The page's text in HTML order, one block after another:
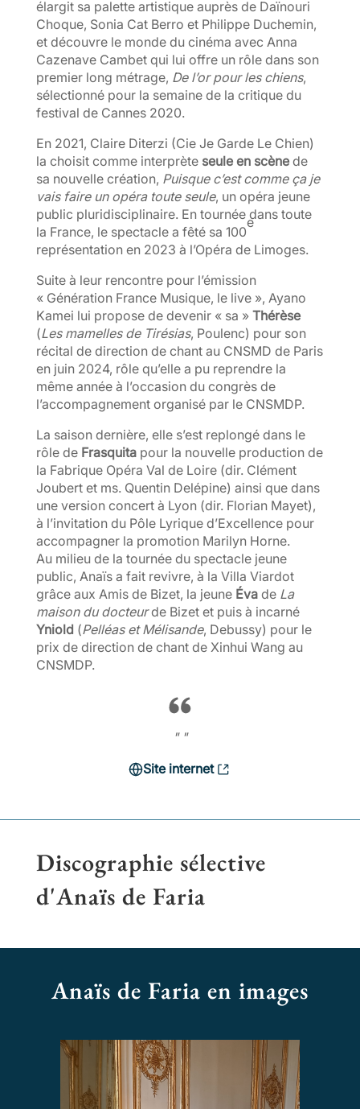
élargit sa palette artistique auprès de Daïnouri
Choque, Sonia Cat Berro et Philippe Duchemin,
et découvre le monde du cinéma avec Anna
Cazenave Cambet qui lui offre un rôle dans son
premier long métrage, De l’or pour les chiens,
sélectionné pour la semaine de la critique du
festival de Cannes 2020.
En 2021, Claire Diterzi (Cie Je Garde Le Chien)
la choisit comme interprète seule en scènede
sa nouvelle création, Puisque c’est comme ça je
vais faire un opéra toute seule, un opéra jeune
public pluridisciplinaire. En tournée dans toute
la France, le spectacle a fêté sa 100
e
représentation en 2023 à l’Opéra de Limoges.
Suite à leur rencontre pour l’émission
« Génération France Musique, le live », Ayano
Kamei lui propose de devenir « sa » Thérèse
(Les mamelles de Tirésias, Poulenc) pour son
récital de direction de chant au CNSMD de Paris
en juin 2024, rôle qu’elle a pu reprendre la
même année à l’occasion du congrès de
l’accompagnement organisé par le CNSMDP.
La saison dernière, elle s’est replongé dans le
rôle de Frasquitapour la nouvelle production de
la Fabrique Opéra Val de Loire (dir. Clément
Joubert et ms. Quentin Delépine) ainsi que dans
une version concert à Lyon (dir. Florian Mayet),
à l’invitation du Pôle Lyrique d’Excellence pour
accompagner la promotion Marilyn Horne.
Au milieu de la tournée du spectacle jeune
public, Anaïs a fait revivre, à la Villa Viardot
grâce aux Amis de Bizet, la jeune Évade La
maison du docteurde Bizet et puis à incarné
Yniold (Pelléas et Mélisande, Debussy) pour le
prix de direction de chant de Xinhui Wang au
CNSMDP.
" "
Site internet
Discographie sélective
d'Anaïs de Faria
Anaïs de Faria en images